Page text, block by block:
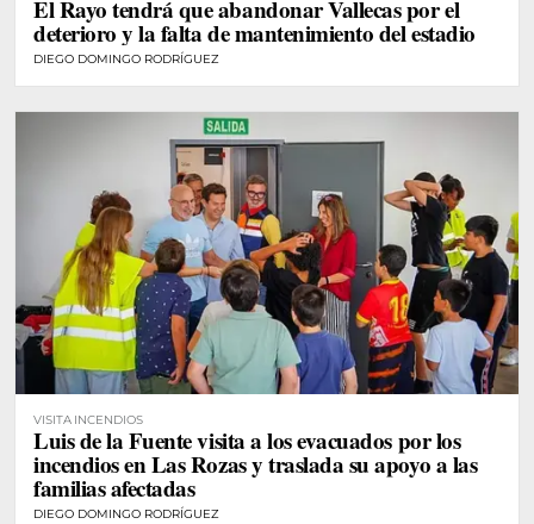
El Rayo tendrá que abandonar Vallecas por el
deterioro y la falta de mantenimiento del estadio
DIEGO DOMINGO RODRÍGUEZ
VISITA INCENDIOS
Luis de la Fuente visita a los evacuados por los
incendios en Las Rozas y traslada su apoyo a las
familias afectadas
DIEGO DOMINGO RODRÍGUEZ